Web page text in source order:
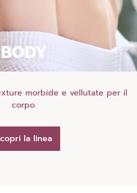
morbide e vellutate per il
corpo.
la linea